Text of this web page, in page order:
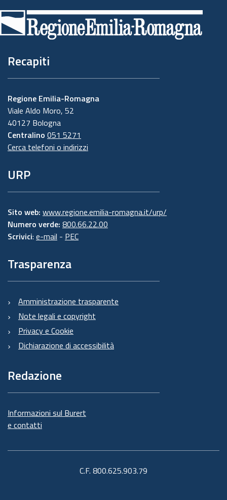
di
pagina
Recapiti
Regione Emilia-Romagna
Viale Aldo Moro, 52
40127 Bologna
Centralino 051 5271
Cerca telefoni o indirizzi
URP
Sito web: www.regione.emilia-romagna.it/urp/
Numero verde: 800.66.22.00
Scrivici: e-mail - PEC
Trasparenza
Amministrazione trasparente
Note legali e copyright
Privacy e Cookie
Dichiarazione di accessibilità
Redazione
Informazioni sul Burert
e contatti
C.F. 800.625.903.79